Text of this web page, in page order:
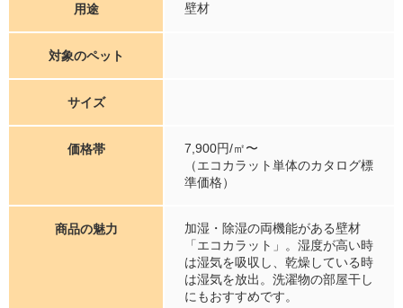
用途 壁材
対象のペット
サイズ
価格帯
7,900円/㎡〜
（エコカラット単体のカタログ標
準価格）
商品の魅力
加湿・除湿の両機能がある壁材
「エコカラット」。湿度が高い時
は湿気を吸収し、乾燥している時
は湿気を放出。洗濯物の部屋干し
にもおすすめです。